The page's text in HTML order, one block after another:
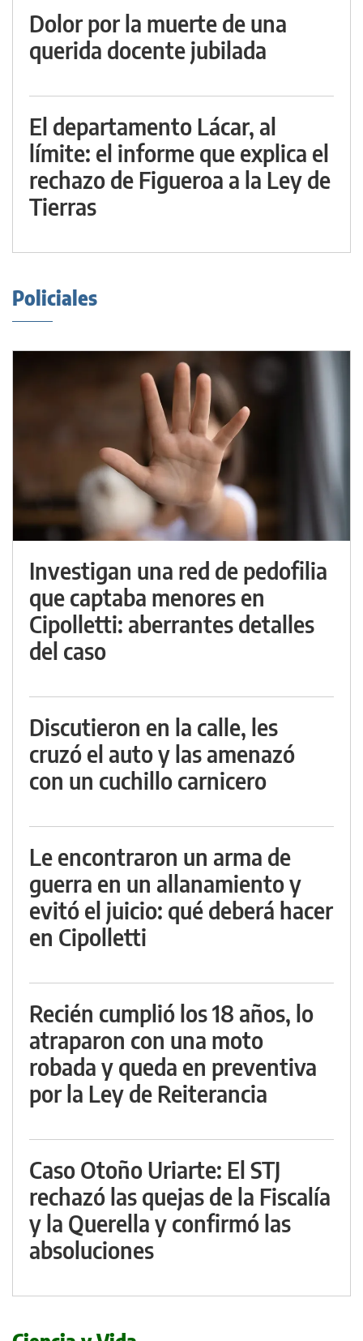
Dolor por la muerte de una
querida docente jubilada
El departamento Lácar, al
límite: el informe que explica el
rechazo de Figueroa a la Ley de
Tierras
Policiales
Investigan una red de pedofilia
que captaba menores en
Cipolletti: aberrantes detalles
del caso
Discutieron en la calle, les
cruzó el auto y las amenazó
con un cuchillo carnicero
Le encontraron un arma de
guerra en un allanamiento y
evitó el juicio: qué deberá hacer
en Cipolletti
Recién cumplió los 18 años, lo
atraparon con una moto
robada y queda en preventiva
por la Ley de Reiterancia
Caso Otoño Uriarte: El STJ
rechazó las quejas de la Fiscalía
y la Querella y confirmó las
absoluciones